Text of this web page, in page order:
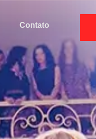
Contato